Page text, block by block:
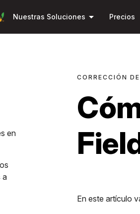
Nuestras Soluciones arrow_drop_down Precios
en
a
CORRECCIÓN
En este artículo